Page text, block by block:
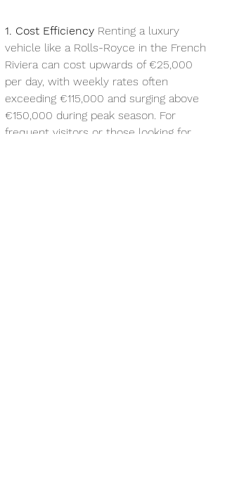
1. Cost Efficiency Renting a luxury
vehicle like a Rolls-Royce in the French
Riviera can cost upwards of €25,000
per day, with weekly rates often
exceeding €115,000 and surging above
€150,000 during peak season. For
frequent visitors or those looking for